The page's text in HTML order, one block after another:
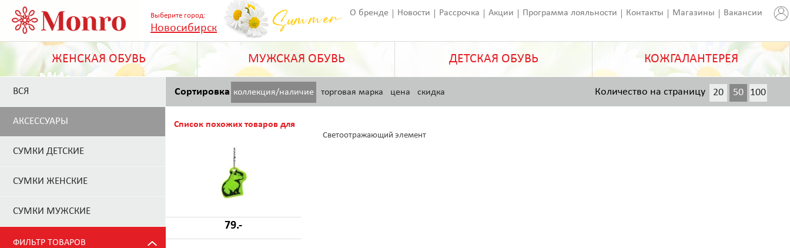
Выберите город:
Новосибирск
О бренде Новости Рассрочка Акции Программа лояльности Контакты Магазины Вакансии
ЖЕНСКАЯ ОБУВЬ МУЖСКАЯ ОБУВЬ ДЕТСКАЯ ОБУВЬ КОЖГАЛАНТЕРЕЯ
ВСЯ
АКСЕССУАРЫ
СУМКИ ДЕТСКИЕ
СУМКИ ЖЕНСКИЕ
СУМКИ МУЖСКИЕ
ФИЛЬТР ТОВАРОВ
Сортировка коллекция/наличие торговая марка цена скидка 20 50 100
Количество на страницу
Список похожих товаров для
79.-
Светоотражающий элемент